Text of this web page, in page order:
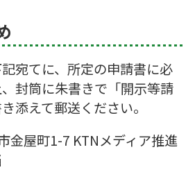
宛てに、所定の申請書に必
封筒に朱書きで「開示等請
添えて郵送ください。
金屋町1-7 KTNメディア推進